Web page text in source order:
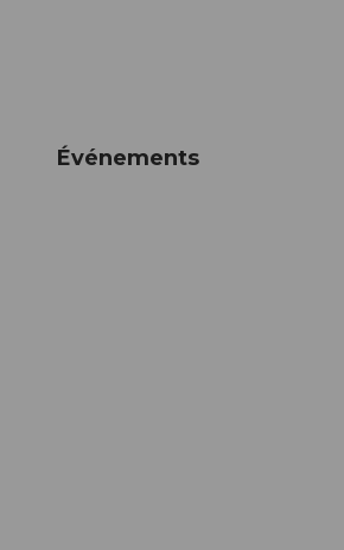
Événements